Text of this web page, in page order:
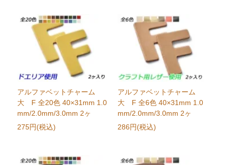
アルファベットチャーム
大 F 全20色 40×31mm 1.0
mm/2.0mm/3.0mm 2ヶ
275円(税込)
アルファベットチャーム
大 F 全6色 40×31mm 1.0
mm/2.0mm/3.0mm 2ヶ
286円(税込)